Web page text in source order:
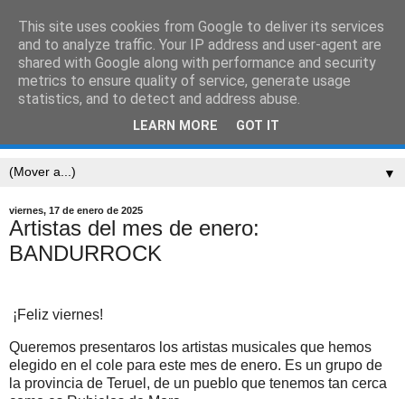
CEIP SARRIÓN
"Mucha gente pequeña, en lugares pequeños, haciendo
cosas pequeñas, puede cambiar el mundo." Eduardo
▼
viernes, 17 de enero de 2025
Artistas del mes de enero:
BANDURROCK
¡Feliz viernes!
Queremos presentaros los artistas musicales que hemos
elegido en el cole para este mes de enero. Es un grupo de
la provincia de Teruel, de un pueblo que tenemos tan cerca
This site uses cookies from Google to deliver its services
and to analyze traffic. Your IP address and user-agent are
shared with Google along with performance and security
metrics to ensure quality of service, generate usage
statistics, and to detect and address abuse.
LEARN MORE GOT IT